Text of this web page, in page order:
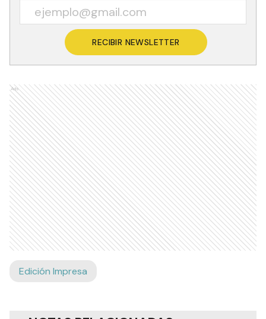
RECIBIR NEWSLETTER
Ads
Edición Impresa